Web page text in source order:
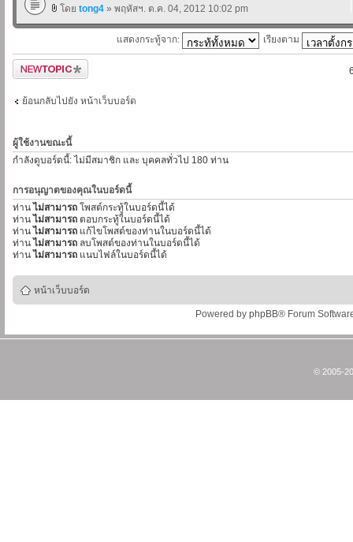
โดย tong4 » พฤหัสฯ. ต.ค. 04, 2012 10:02 pm
แสดงกระทู้จาก: เรียงตาม
ตั้งกระทู้ใหม่
ย้อนกลับไปยัง หน้าเว็บบอร์ด
ผู้ใช้งานขณะนี้
กำลังดูบอร์ดนี้: ไม่มีสมาชิก และ บุคคลทั่วไป 180 ท่าน
การอนุญาตของคุณในบอร์ดนี้
ท่าน ไม่สามารถ โพสต์กระทู้ในบอร์ดนี้ได้
ท่าน ไม่สามารถ ตอบกระทู้ในบอร์ดนี้ได้
ท่าน ไม่สามารถ แก้ไขโพสต์ของท่านในบอร์ดนี้ได้
ท่าน ไม่สามารถ ลบโพสต์ของท่านในบอร์ดนี้ได้
ท่าน ไม่สามารถ แนบไฟล์ในบอร์ดนี้ได้
หน้าเว็บบอร์ด
Powered by phpBB® Forum
© 2005-